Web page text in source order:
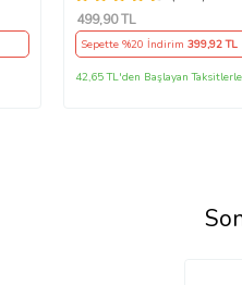
499,90 TL
Sepette %20 İndirim 399,92 TL
42,65 TL'den Başlayan Taksitlerle